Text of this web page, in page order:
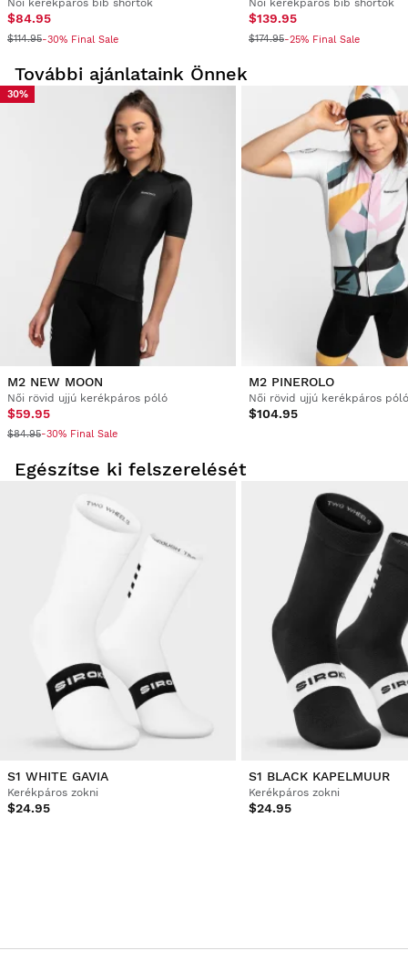
Női kerékpáros bib shortok
$84.95
$114.95-30% Final Sale
Női kerékpáros bib shortok
$139.95
$174.95-25% Final Sale
További ajánlataink Önnek
30%
M2 NEW MOON
Női rövid ujjú kerékpáros póló
$59.95
$84.95-30% Final Sale
M2 PINEROLO
Női rövid ujjú kerékpáros póló
$104.95
Egészítse ki felszerelését
S1 WHITE GAVIA
Kerékpáros zokni
$24.95
S1 BLACK KAPELMUUR
Kerékpáros zokni
$24.95